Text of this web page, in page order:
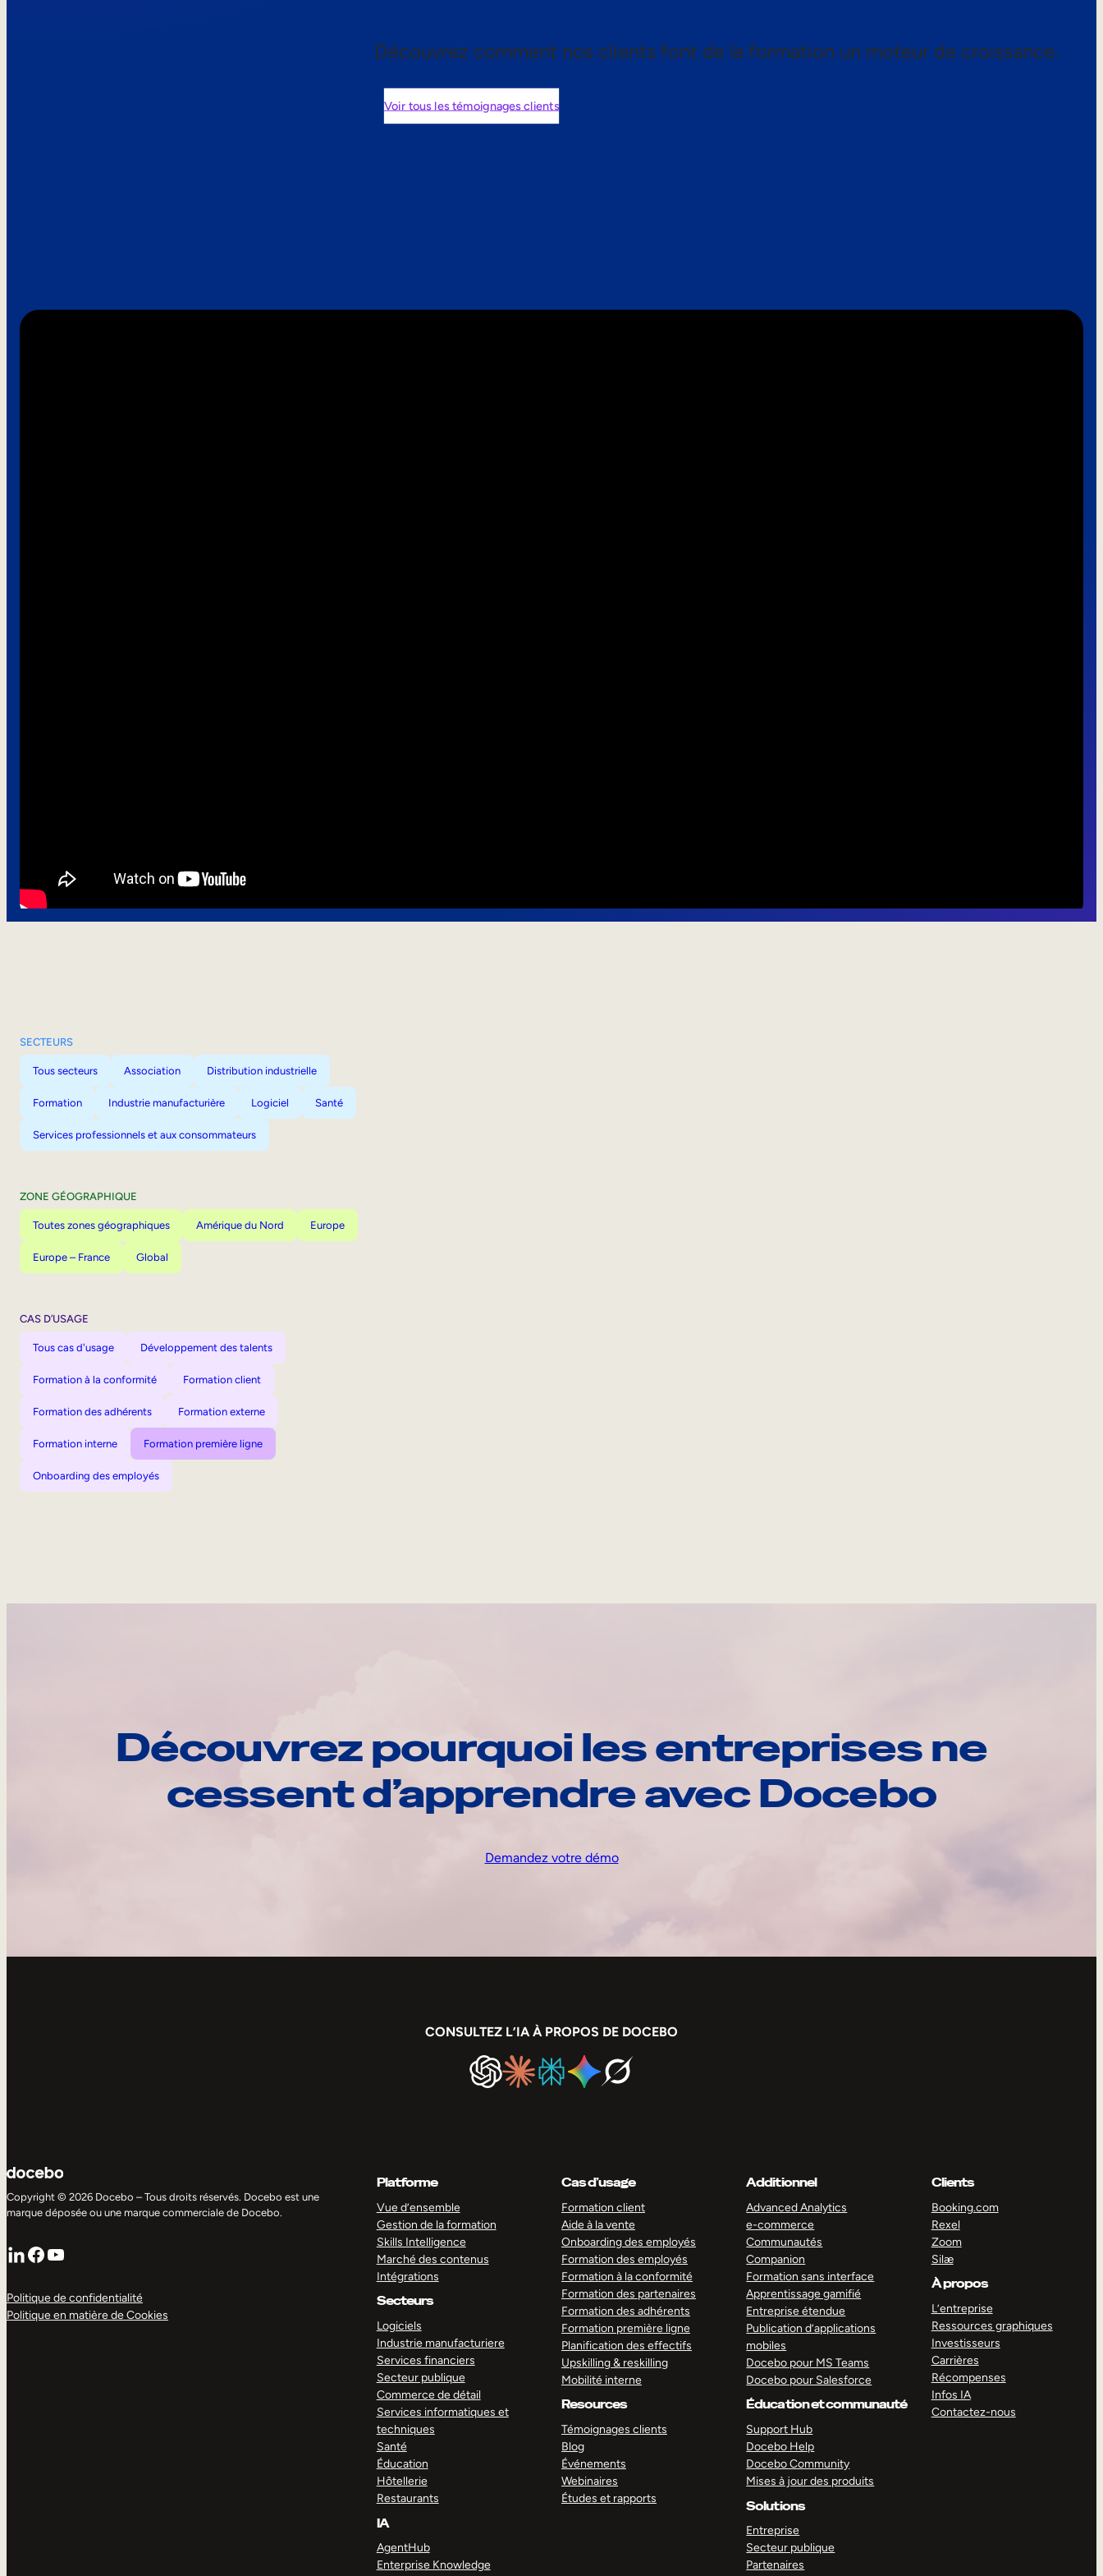
Découvrez comment nos clients font de la formation un moteur de croissance.
Voir tous les témoignages clients
SECTEURS
Tous secteurs Association Distribution industrielle
Formation Industrie manufacturière Logiciel Santé
Services professionnels et aux consommateurs
ZONE GÉOGRAPHIQUE
Toutes zones géographiques Amérique du Nord Europe
Europe – France Global
CAS D’USAGE
Tous cas d'usage Développement des talents
Formation à la conformité Formation client
Formation des adhérents Formation externe
Formation interne Formation première ligne
Onboarding des employés
Découvrez pourquoi les entreprises ne
cessent d’apprendre avec Docebo
Demandez votre démo
CONSULTEZ L’IA À PROPOS DE DOCEBO
Copyright © 2026 Docebo – Tous droits réservés. Docebo est une
marque déposée ou une marque commerciale de Docebo.
LinkedIn
Facebook
YouTube
Politique de confidentialité
Politique en matière de Cookies
Platforme
Vue d’ensemble
Gestion de la formation
Skills Intelligence
Marché des contenus
Intégrations
Secteurs
Logiciels
Industrie manufacturiere
Services financiers
Secteur publique
Commerce de détail
Services informatiques et
techniques
Santé
Éducation
Hôtellerie
Restaurants
IA
AgentHub
Enterprise Knowledge
Cas d’usage
Formation client
Aide à la vente
Onboarding des employés
Formation des employés
Formation à la conformité
Formation des partenaires
Formation des adhérents
Formation première ligne
Planification des effectifs
Upskilling & reskilling
Mobilité interne
Resources
Témoignages clients
Blog
Événements
Webinaires
Études et rapports
Additionnel
Advanced Analytics
e-commerce
Communautés
Companion
Formation sans interface
Apprentissage gamifié
Entreprise étendue
Publication d’applications
mobiles
Docebo pour MS Teams
Docebo pour Salesforce
Éducation et communauté
Support Hub
Docebo Help
Docebo Community
Mises à jour des produits
Solutions
Entreprise
Secteur publique
Partenaires
Clients
Booking.com
Rexel
Zoom
Silæ
À propos
L’entreprise
Ressources graphiques
Investisseurs
Carrières
Récompenses
Infos IA
Contactez-nous